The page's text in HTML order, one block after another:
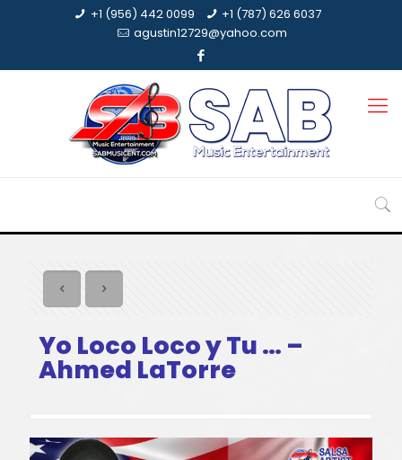
+1 (956) 442 0099
+1 (787) 626 6037
agustin12729@yahoo.com
Yo Loco Loco y Tu … –
Ahmed LaTorre